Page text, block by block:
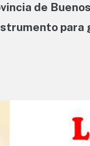
de
para